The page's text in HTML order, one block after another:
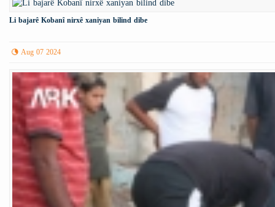
Li bajarê Kobanî nirxê xaniyan bilind dibe
Aug 07 2024